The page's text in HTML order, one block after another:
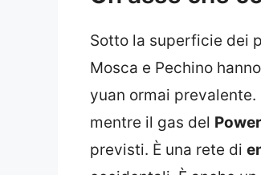
Sotto la superficie dei
Mosca e Pechino
yuan ormai
mentre il gas del
previsti. È una rete di